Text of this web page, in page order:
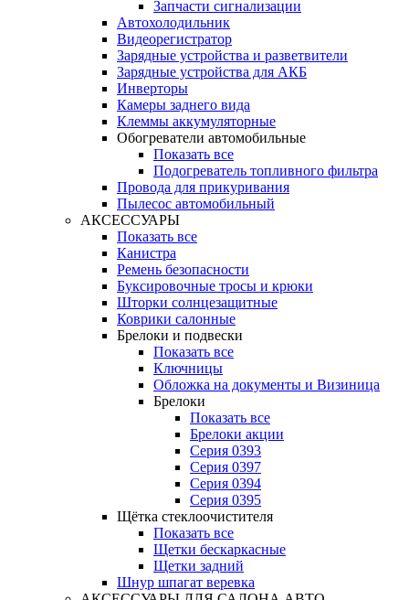
Запчасти сигнализации
Автохолодильник
Видеорегистратор
Зарядные устройства и разветвители
Зарядные устройства для АКБ
Инверторы
Камеры заднего вида
Клеммы аккумуляторные
Обогреватели автомобильные
Показать все
Подогреватель топливного фильтра
Провода для прикуривания
Пылесос автомобильный
АКСЕССУАРЫ
Показать все
Канистра
Ремень безопасности
Буксировочные тросы и крюки
Шторки солнцезащитные
Коврики салонные
Брелоки и подвески
Показать все
Ключницы
Обложка на документы и Визиница
Брелоки
Показать все
Брелоки акции
Серия 0393
Серия 0397
Серия 0394
Серия 0395
Щётка стеклоочистителя
Показать все
Щетки бескаркасные
Щетки задний
Шнур шпагат веревка